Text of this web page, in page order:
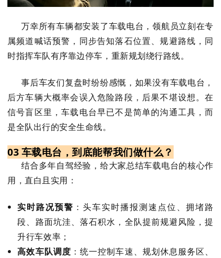
万幸所有车辆都安装了车载电台，领航员立刻在专
属频道喊话预警，同步告知落石位置、规避路线，同
时指挥车队有序靠边停车，重新规划绕行路线。
事后车友们复盘时纷纷感慨，如果没有车载电台，
后方车辆大概率会误入危险路段，后果不堪设想。在
信号盲区里，车载电台早已不是简单的沟通工具，而
是全队出行的安全生命线。
03 车载电台，到底能帮我们做什么？
结合多年自驾经验，给大家总结车载电台的核心作
用，直白且实用：
实时路况预警 ：头车实时播报测速点位、拥堵路
段、路面坑洼、落石积水，全队提前规避风险，提
升行车效率；
高效车队调度 ：统一控制车速、规划休息服务区、